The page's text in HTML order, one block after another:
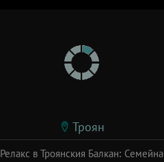
Троян
Релакс в Троянския Балкан: Семейна